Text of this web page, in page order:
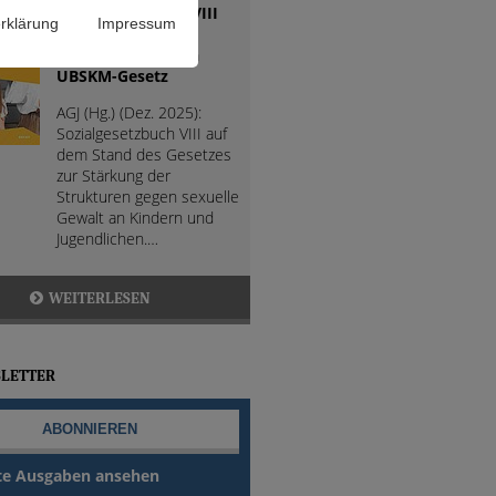
Impressum
Sozialgesetzbuch VIII
(SGB VIII) mit
UBSKM-Gesetz
AGJ (Hg.) (Dez. 2025):
Sozialgesetzbuch VIII auf
dem Stand des Gesetzes
zur Stärkung der
Strukturen gegen sexuelle
Gewalt an Kindern und
Jugendlichen.…
WEITERLESEN
Ausgaben ansehen